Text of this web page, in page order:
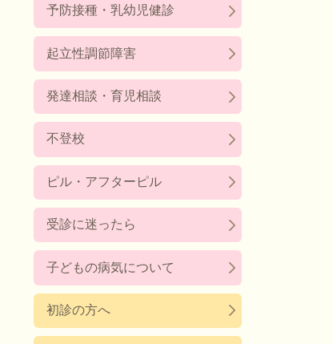
予防接種・乳幼児健診
起立性調節障害
発達相談・育児相談
不登校
ピル・アフターピル
受診に迷ったら
子どもの病気について
初診の方へ